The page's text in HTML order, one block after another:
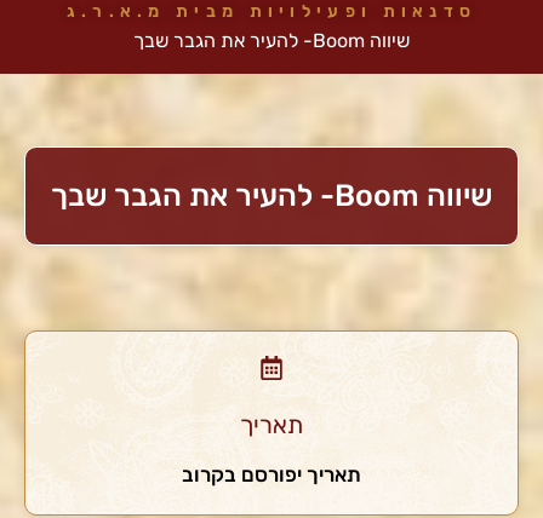
סדנאות ופעילויות מבית מ.א.ר.ג
שיווה Boom- להעיר את הגבר שבך
שיווה Boom- להעיר את הגבר שבך
תאריך
תאריך יפורסם בקרוב